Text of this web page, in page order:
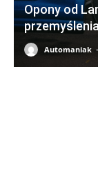
Opony od
Automaniak